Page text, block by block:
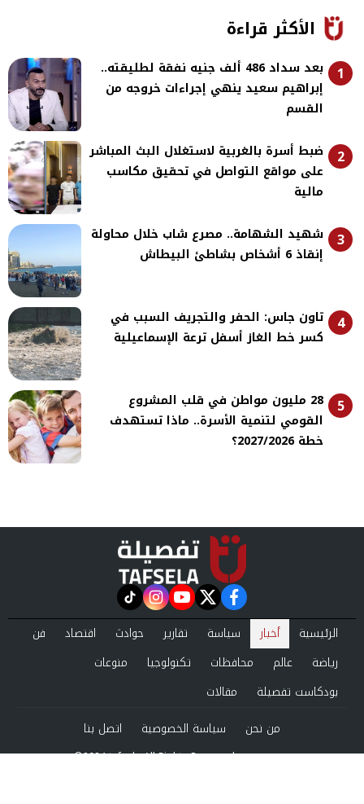
الأكثر قراءة
1
بعد سداد 486 ألف جنيه نفقة لطليقته..
إبراهيم سعيد ينهي إجراءات خروجه من
القسم
2
ضبط أسرة بالغربية لاستغلال البث المباشر
على مواقع التواصل في تحقيق مكاسب
مالية
3
شهيد الشهامة.. مصرع شاب خلال محاولة
إنقاذ 6 أشخاص بشاطئ البيطاش
4
تاون جاس: الحفر والتجريف السبب في
كسر خط الغاز أسفل ترعة الإسماعيلية
5
28 مليون مواطن في قلب المشروع
القومي لتنمية الأسرة.. ماذا تستهدف
خطة 2027/2026؟
facebook
twitter
youtube
instagram
tiktok
الرئيسية أخبار سياسة تقارير حوادث اقتصاد
فن
رياضة
عالم محافظات تكنولوجيا
منوعات
بودكاست تفصيلة
مقالات
من نحن
سياسة الخصوصية اتصل بنا
©2024 tafsela All Rights Reserved.